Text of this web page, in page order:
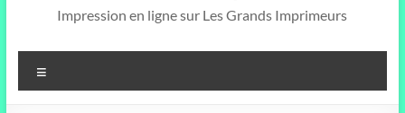
Impression en ligne sur Les Grands Imprimeurs